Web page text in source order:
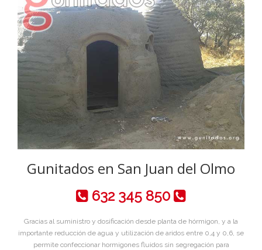
Gunitados en San Juan del Olmo
632 345 850
Gracias al suministro y dosificación desde planta de hórmigon, y a la
importante reducción de agua y utilización de aridos entre 0,4 y 0,6, se
permite confeccionar hormigones fluidos sin segregación para